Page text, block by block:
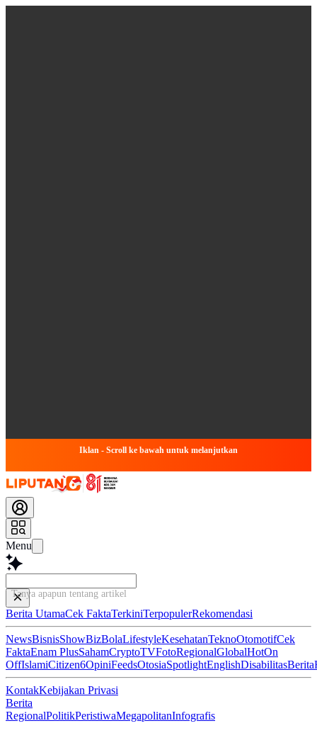
Iklan - Scroll ke bawah untuk melanjutkan
Menu
Tanya apapun tentang artikel ini...
Berita UtamaCek FaktaTerkiniTerpopulerRekomendasi
NewsBisnisShowBizBolaLifestyleKesehatanTeknoOtomotifCek
FaktaEnam PlusSahamCryptoTVFotoRegionalGlobalHotOn
OffIslamiCitizen6OpiniFeedsOtosiaSpotlightEnglishDisabilitasBerita
KontakKebijakan Privasi
Berita
RegionalPolitikPeristiwaMegapolitanInfografis